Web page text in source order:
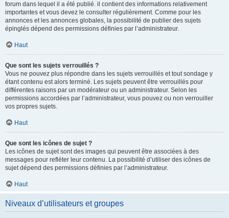
forum dans lequel il a été publié. il contient des informations relativement
importantes et vous devez le consulter régulièrement. Comme pour les
annonces et les annonces globales, la possibilité de publier des sujets
épinglés dépend des permissions définies par l’administrateur.
Haut
Que sont les sujets verrouillés ?
Vous ne pouvez plus répondre dans les sujets verrouillés et tout sondage y
étant contenu est alors terminé. Les sujets peuvent être verrouillés pour
différentes raisons par un modérateur ou un administrateur. Selon les
permissions accordées par l’administrateur, vous pouvez ou non verrouiller
vos propres sujets.
Haut
Que sont les icônes de sujet ?
Les icônes de sujet sont des images qui peuvent être associées à des
messages pour refléter leur contenu. La possibilité d’utiliser des icônes de
sujet dépend des permissions définies par l’administrateur.
Haut
Niveaux d’utilisateurs et groupes